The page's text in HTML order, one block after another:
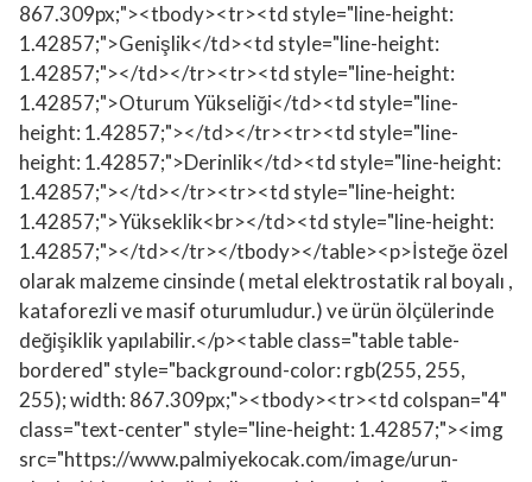
867.309px;"><tbody><tr><td style="line-height:
1.42857;">Genişlik</td><td style="line-height:
1.42857;"></td></tr><tr><td style="line-height:
1.42857;">Oturum Yükseliği</td><td style="line-
height: 1.42857;"></td></tr><tr><td style="line-
height: 1.42857;">Derinlik</td><td style="line-height:
1.42857;"></td></tr><tr><td style="line-height:
1.42857;">Yükseklik<br></td><td style="line-height:
1.42857;"></td></tr></tbody></table><p>İsteğe özel
olarak malzeme cinsinde ( metal elektrostatik ral boyalı ,
kataforezli ve masif oturumludur.) ve ürün ölçülerinde
değişiklik yapılabilir.</p><table class="table table-
bordered" style="background-color: rgb(255, 255,
255); width: 867.309px;"><tbody><tr><td colspan="4"
class="text-center" style="line-height: 1.42857;"><img
src="https://www.palmiyekocak.com/image/urun-